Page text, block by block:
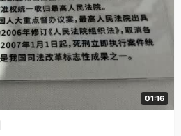
01:16